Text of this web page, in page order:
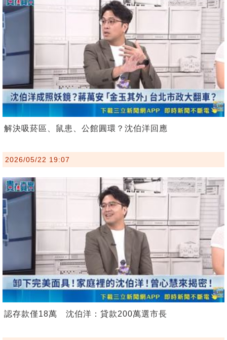
解決吸菸區、鼠患、公館圓環？沈伯洋回應
2026/05/22 19:07
認存款僅18萬 沈伯洋：貸款200萬選市長